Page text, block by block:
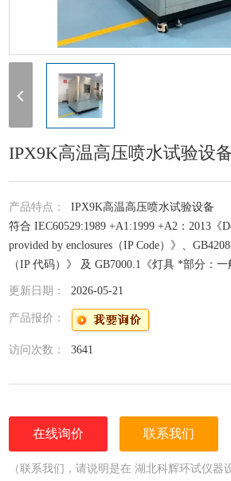
IPX9K高温高压喷水试验设
产品特点：IPX9K高温高压喷水试验设备
符合 IEC60529:1989 +A1:1999 +A2：2013《
provided by enclosures（IP Code）》、
（IP 代码）》 及 GB7000.1《灯具 *部分：一
9.2.7 条款及图 9.5 要求。
更新日期：2026-05-21
产品报价：
访问次数：3641
在线询价 联系我们
（联系我们，请说明是在 湖北科辉环试仪器